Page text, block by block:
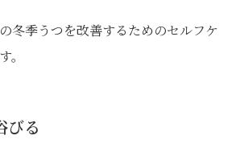
冬季うつを改善するためのセルフケ
。
びる